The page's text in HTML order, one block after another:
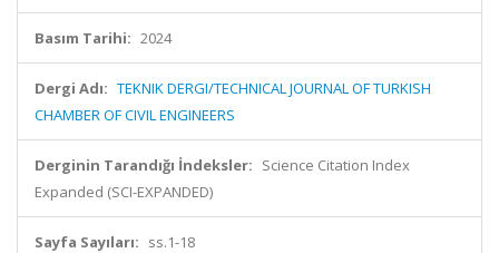
Basım Tarihi: 2024
Dergi Adı: TEKNIK DERGI/TECHNICAL JOURNAL OF TURKISH
CHAMBER OF CIVIL ENGINEERS
Derginin Tarandığı İndeksler: Science Citation Index
Expanded (SCI-EXPANDED)
Sayfa Sayıları: ss.1-18